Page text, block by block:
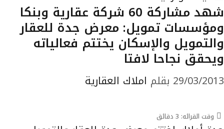
شهد مشاركة 60 شركة عقارية وبنكا
ومؤسسات تمويل: معرض جدة للعقار
والتمويل والإسكان يختتم فعالياته
ويحقق نجاحا لافتا
29/03/2013 بقلم املاك العقارية
وقت القرائه: 3 دقائق